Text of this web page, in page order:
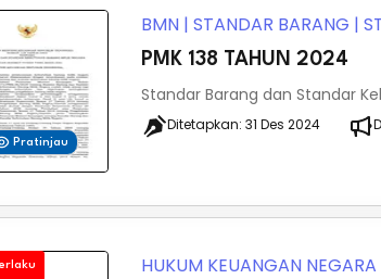
Pratinjau
BMN |STANDAR BARANG |
PMK 138 TAHUN 2024
Standar Barang dan Standar
Ditetapkan:31 Des 2024
HUKUM KEUANGAN NEGARA